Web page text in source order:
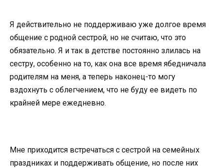
Я действительно не поддерживаю уже долгое время
общение с родной сестрой, но не считаю, что это
обязательно. Я и так в детстве постоянно злилась на
сестру, особенно на то, как она все время ябедничала
родителям на меня, а теперь наконец-то могу
вздохнуть с облегчением, что не буду ее видеть по
крайней мере ежедневно.
Мне приходится встречаться с сестрой на семейных
праздниках и поддерживать общение, но после них